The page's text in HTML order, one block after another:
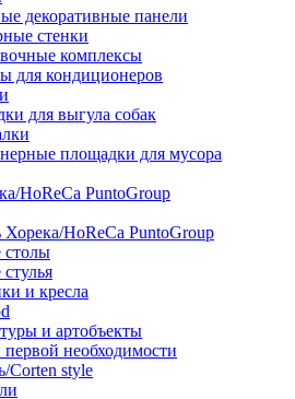
декоративные панели
стенки
комплексы
для кондиционеров
для выгула собак
площадки для мусора
HoReCa PuntoGroup
HoReCa PuntoGroup
столы
и кресла
и артобъекты
необходимости
Corten style